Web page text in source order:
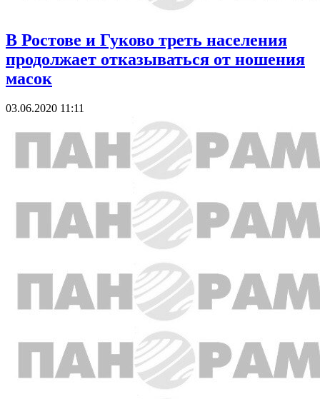
В Ростове и Гуково треть населения
продолжает отказываться от ношения
масок
03.06.2020 11:11